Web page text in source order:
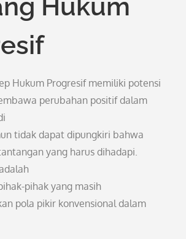
Hukum
Hukum Progresif memiliki potensi
perubahan positif dalam
tidak dapat dipungkiri bahwa
yang harus dihadapi.
pihak yang masih
pola pikir konvensional dalam